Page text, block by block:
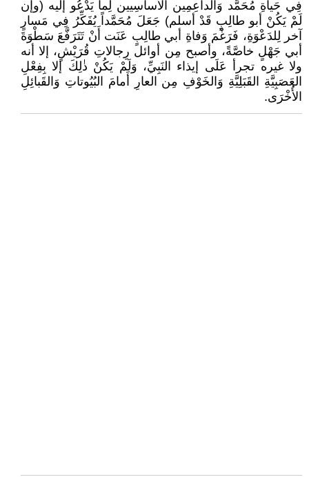
فِي حَياةِ مُحَمَّد وَالداعِمِين الأَساسِيين لِما يَدْعُو إليه (وإن
لَمْ يَكُنْ أبو طالِبٍ قَدْ أسلم) جَعَلَ مُحَمَّداً يُفَكِّرُ فِي مَسارٍ
آخر لِلدَعْوَةِ، فَرَغْمَ وَفاةِ أبي طالِبٍ عَنَت أَنْ تَتَرَفَّعَ سَطْوَةَ
أبي جَهْلٍ خاصَّةً، وأصبح مِن أوائل رِجالاتِ قُرَيْشٍ، إلا أنه
ولا غيره تجرأ عَلَى إيذاء النَبِيِّ، وَلَمْ يَكُنْ ذٰلِكَ إلا بِفِعْلِ
العَصَبِيَّةِ القَبَلِيَّةِ وَالخَوْفِ مِن العارِ أَمامَ البُيُوتاتِ وَالقَبائِلِ
الأُخْرَى.